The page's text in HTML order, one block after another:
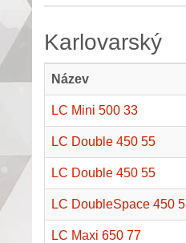
Karlovarský
Název
LC Mini 500 33
LC Double 450 55
LC Double 450 55
LC DoubleSpace 450
LC Maxi 650 77